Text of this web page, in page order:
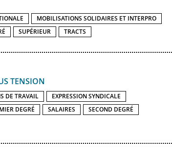
MOBILISATIONS SOLIDAIRES ET INTERPRO
SUPÉRIEUR TRACTS
TENSION
DE TRAVAIL
EXPRESSION SYNDICALE
DEGRÉ SALAIRES
SECOND DEGRÉ